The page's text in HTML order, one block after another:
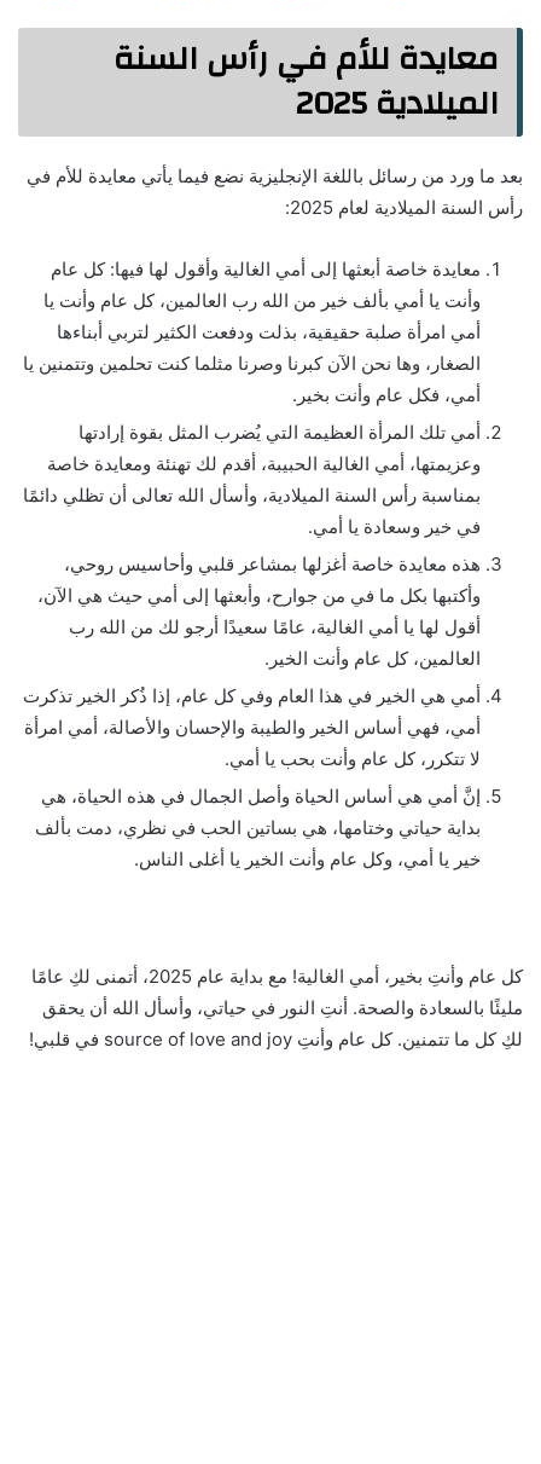
معايدة للأم في رأس السنة
الميلادية 2025
بعد ما ورد من رسائل باللغة الإنجليزية نضع فيما يأتي معايدة للأم في
رأس السنة الميلادية لعام 2025:
معايدة خاصة أبعثها إلى أمي الغالية وأقول لها فيها: كل عام
وأنت يا أمي بألف خير من الله رب العالمين، كل عام وأنت يا
أمي امرأة صلبة حقيقية، بذلت ودفعت الكثير لتربي أبناءها
الصغار، وها نحن الآن كبرنا وصرنا مثلما كنت تحلمين وتتمنين يا
أمي، فكل عام وأنت بخير.
أمي تلك المرأة العظيمة التي يُضرب المثل بقوة إرادتها
وعزيمتها، أمي الغالية الحبيبة، أقدم لك تهنئة ومعايدة خاصة
بمناسبة رأس السنة الميلادية، وأسأل الله تعالى أن تظلي دائمًا
في خير وسعادة يا أمي.
هذه معايدة خاصة أغزلها بمشاعر قلبي وأحاسيس روحي،
وأكتبها بكل ما في من جوارح، وأبعثها إلى أمي حيث هي الآن،
أقول لها يا أمي الغالية، عامًا سعيدًا أرجو لك من الله رب
العالمين، كل عام وأنت الخير.
أمي هي الخير في هذا العام وفي كل عام، إذا ذُكر الخير تذكرت
أمي، فهي أساس الخير والطيبة والإحسان والأصالة، أمي امرأة
لا تتكرر، كل عام وأنت بحب يا أمي.
إنَّ أمي هي أساس الحياة وأصل الجمال في هذه الحياة، هي
بداية حياتي وختامها، هي بساتين الحب في نظري، دمت بألف
خير يا أمي، وكل عام وأنت الخير يا أغلى الناس.
كل عام وأنتِ بخير، أمي الغالية! مع بداية عام 2025، أتمنى لكِ عامًا
مليئًا بالسعادة والصحة. أنتِ النور في حياتي، وأسأل الله أن يحقق
لكِ كل ما تتمنين. كل عام وأنتِ source of love and joy في قلبي!